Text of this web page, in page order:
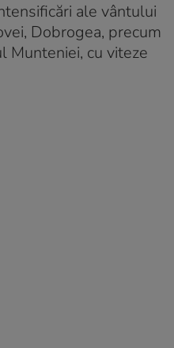
ale vântului
Dobrogea, precum
Munteniei, cu viteze